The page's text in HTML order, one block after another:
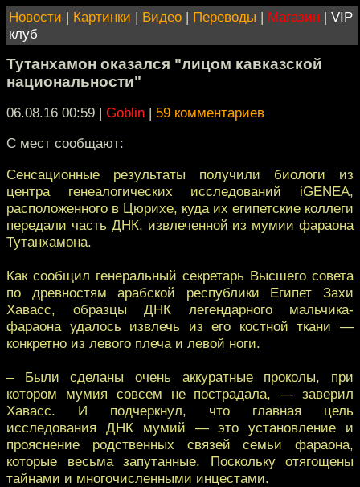
Новости | Картинки | Видео | Переводы | Магазин | VIP
клуб
Тутанхамон оказался "лицом кавказской
национальности"
06.08.16 00:59 | Goblin | 59 комментариев
С мест сообщают:
Сенсационные результаты получили биологи из
центра генеалогических исследований iGENEA,
расположенного в Цюрихе, куда их египетские коллеги
передали часть ДНК, извлеченной из мумии фараона
Тутанхамона.
Как сообщил генеральный секретарь Высшего совета
по древностям арабской республики Египет Захи
Хавасс, образцы ДНК легендарного мальчика-
фараона удалось извлечь из его костной ткани —
конкретно из левого плеча и левой ноги.
– Были сделаны очень аккуратные проколы, при
котором мумия совсем не пострадала, — заверил
Хавасс. И подчеркнул, что главная цель
исследования ДНК мумий — это установление и
прояснение родственных связей семьи фараона,
которые весьма запутанные. Поскольку отягощены
тайнами и многочисленными инцестами.